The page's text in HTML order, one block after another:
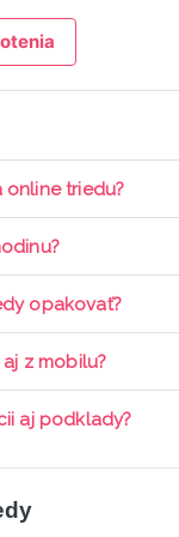
online triedu?
prebieha priamo
je k dispozícií po
opakovať?
stačí sledovať
z mobilu?
je možné aj cez
aj podklady?
prístup na